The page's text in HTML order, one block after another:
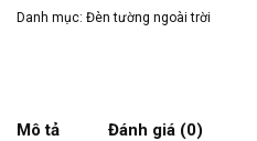
Danh mục: Đèn tường ngoài trời
Mô tả Đánh giá (0)